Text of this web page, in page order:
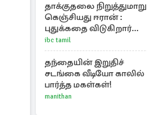
தாக்குதலை நிறுத்துமாறு
கெஞ்சியது ஈரான் :
புதுக்கதை விடுகிறார்
ட்ரம்ப்
ibc tamil
தந்தையின் இறுதிச்
சடங்கை வீடியோ காலில்
பார்த்த மகள்கள்!
manithan